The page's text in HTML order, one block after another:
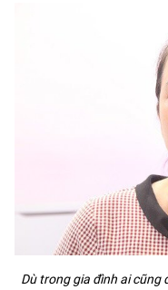
Dù trong gia đình ai cũng